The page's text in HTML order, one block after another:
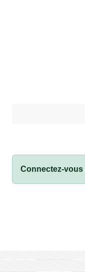
Connectez-vous